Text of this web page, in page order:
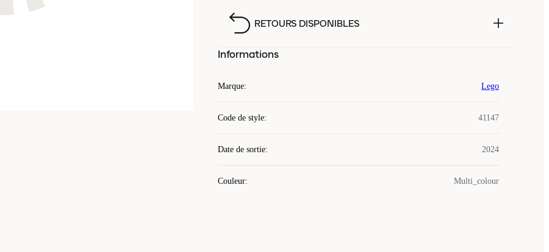
RETOURS DISPONIBLES
Informations
Marque: Lego
Code de style: 41147
Date de sortie: 2024
Couleur: Multi_colour